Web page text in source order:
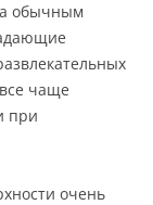
обычным
чаще
при
очень